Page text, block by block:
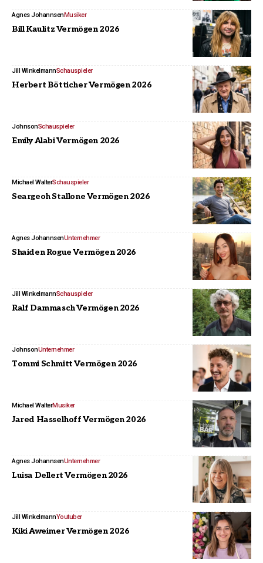
Agnes JohannsenMusiker
Bill Kaulitz Vermögen 2026
Jill WinkelmannSchauspieler
Herbert Bötticher Vermögen 2026
JohnsonSchauspieler
Emily Alabi Vermögen 2026
Michael WalterSchauspieler
Seargeoh Stallone Vermögen 2026
Agnes JohannsenUnternehmer
Shaiden Rogue Vermögen 2026
Jill WinkelmannSchauspieler
Ralf Dammasch Vermögen 2026
JohnsonUnternehmer
Tommi Schmitt Vermögen 2026
Michael WalterMusiker
Jared Hasselhoff Vermögen 2026
Agnes JohannsenUnternehmer
Luisa Dellert Vermögen 2026
Jill WinkelmannYoutuber
Kiki Aweimer Vermögen 2026